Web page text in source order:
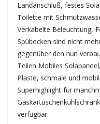
Landanschluß, festes
Toilette mit
Verkabelte Beleuchtung,
Spübecken sind nicht
gegenüber den nun
Teilen Mobiles
Plaste, schmale und
Superhighlight für
verfügbar.